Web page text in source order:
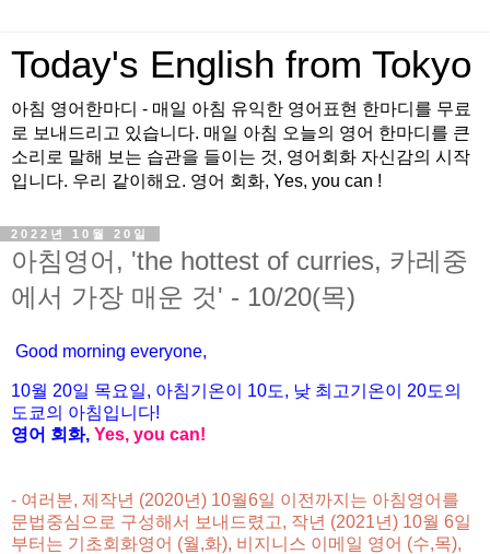
Today's English from Tokyo
아침 영어한마디 - 매일 아침 유익한 영어표현 한마디를 무료
로 보내드리고 있습니다. 매일 아침 오늘의 영어 한마디를 큰
소리로 말해 보는 습관을 들이는 것, 영어회화 자신감의 시작
입니다. 우리 같이해요. 영어 회화, Yes, you can !
2022년 10월 20일
아침영어, 'the hottest of curries, 카레중
에서 가장 매운 것' - 10/20(목)
Good morning everyone,
10월 20일 목요일, 아침기온이 10도, 낮 최고기온이
20도의
도쿄의 아침입니다!
영어 회화, Yes, you can!
- 여러분, 제작년 (2020년) 10월6일 이전까지는 아침영어를
문법중심으로 구성해서 보내드렸고, 작년 (2021년) 10월 6일
부터는 기초회화영어 (월,화), 비지니스 이메일 영어 (수,목),